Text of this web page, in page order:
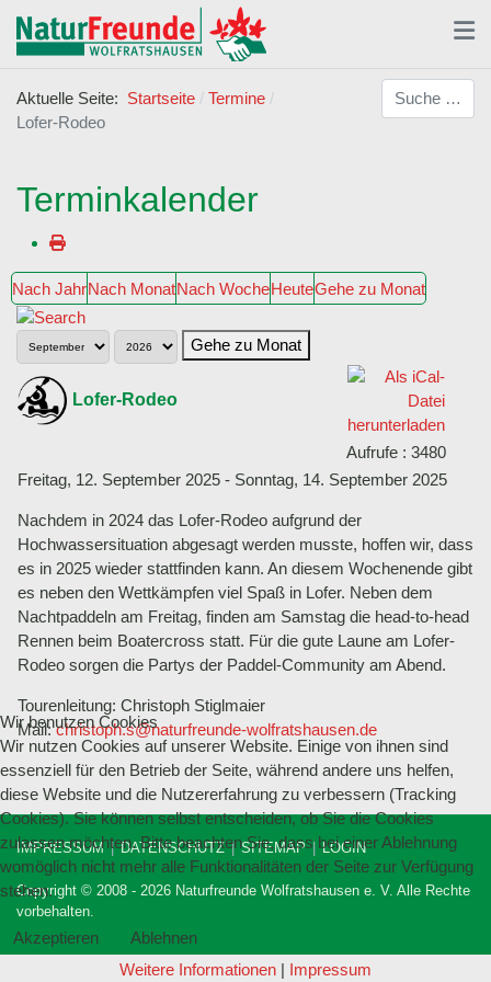
Aktuelle Seite: Startseite
Termine
Lofer-Rodeo
Suchen
Terminkalender
Nach JahrNach MonatNach WocheHeuteGehe zu Monat
Gehe zu Monat
Lofer-Rodeo
Aufrufe : 3480
Freitag, 12. September 2025 - Sonntag, 14. September 2025
Nachdem in 2024 das Lofer-Rodeo aufgrund der
Hochwassersituation abgesagt werden musste, hoffen wir, dass
es in 2025 wieder stattfinden kann. An diesem Wochenende gibt
es neben den Wettkämpfen viel Spaß in Lofer. Neben dem
Nachtpaddeln am Freitag, finden am Samstag die head-to-head
Rennen beim Boatercross statt. Für die gute Laune am Lofer-
Rodeo sorgen die Partys der Paddel-Community am Abend.
Tourenleitung: Christoph Stiglmaier
Mail:christoph.s@naturfreunde-wolfratshausen.de
IMPRESSUM DATENSCHUTZ SITEMAP LOGIN
Copyright © 2008 - 2026 Naturfreunde Wolfratshausen e. V. Alle Rechte
vorbehalten.
Wir benutzen Cookies
Wir nutzen Cookies auf unserer Website. Einige von ihnen sind
essenziell für den Betrieb der Seite, während andere uns helfen,
diese Website und die Nutzererfahrung zu verbessern (Tracking
Cookies). Sie können selbst entscheiden, ob Sie die Cookies
zulassen möchten. Bitte beachten Sie, dass bei einer Ablehnung
womöglich nicht mehr alle Funktionalitäten der Seite zur Verfügung
stehen.
Akzeptieren
Ablehnen
Weitere Informationen | Impressum